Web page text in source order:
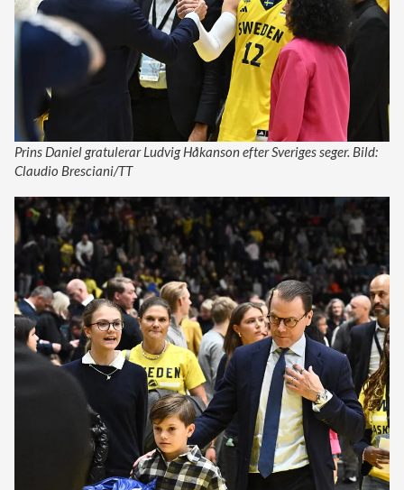
Prins Daniel gratulerar Ludvig Håkanson efter Sveriges seger. Bild:
Claudio Bresciani/TT